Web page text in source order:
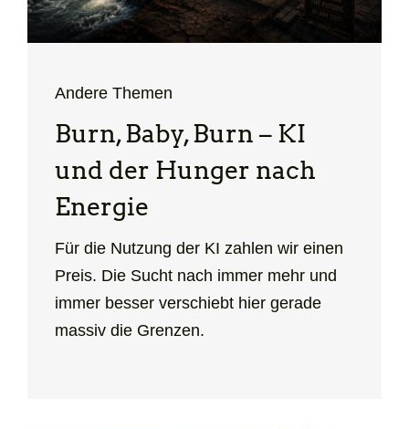
Andere Themen
Burn, Baby, Burn – KI
und der Hunger nach
Energie
Für die Nutzung der KI zahlen wir einen
Preis. Die Sucht nach immer mehr und
immer besser verschiebt hier gerade
massiv die Grenzen.